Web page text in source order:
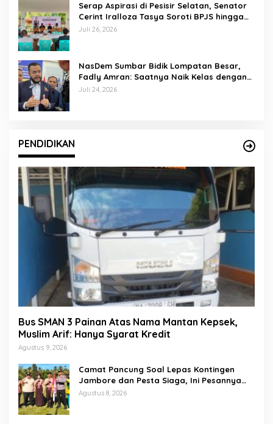
Serap Aspirasi di Pesisir Selatan, Senator
Cerint Iralloza Tasya Soroti BPJS hingga
Kurikulum Merdeka
Juli 26, 2026
NasDem Sumbar Bidik Lompatan Besar,
Fadly Amran: Saatnya Naik Kelas dengan
Kader Berkualitas
Juli 24, 2026
PENDIDIKAN
Bus SMAN 3 Painan Atas Nama Mantan Kepsek,
Muslim Arif: Hanya Syarat Kredit
Agustus 9, 2026
Camat Pancung Soal Lepas Kontingen
Jambore dan Pesta Siaga, Ini Pesannya
kepada Peserta
Agustus 8, 2026